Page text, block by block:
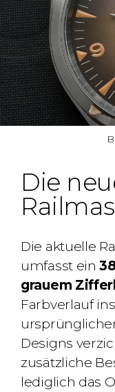
Die
Die aktuelle
umfasst ein
grauem
Farbverlauf
Designs
zusätzliche
lediglich das